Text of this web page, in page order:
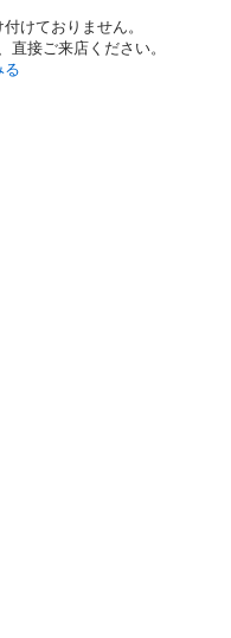
けておりません。
直接ご来店ください。
る